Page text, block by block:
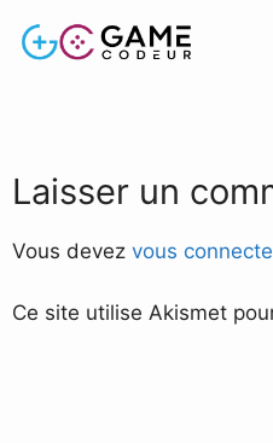
Laisser un
Vous devez vous
Ce site utilise Akismet